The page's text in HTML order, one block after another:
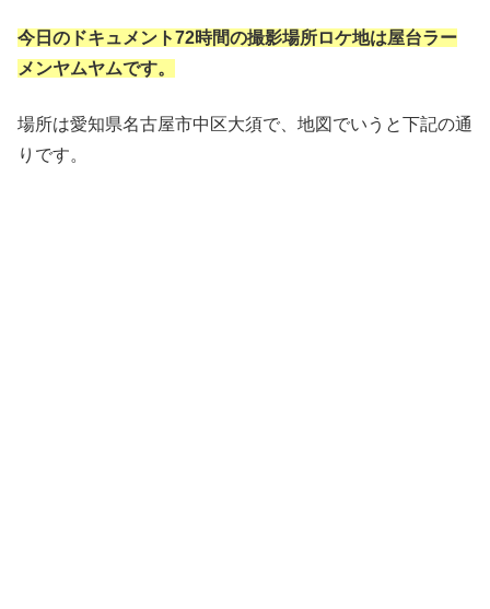
今日のドキュメント72時間の撮影場所ロケ地は屋台ラー
メンヤムヤムです。
場所は愛知県名古屋市中区大須で、地図でいうと下記の通
りです。